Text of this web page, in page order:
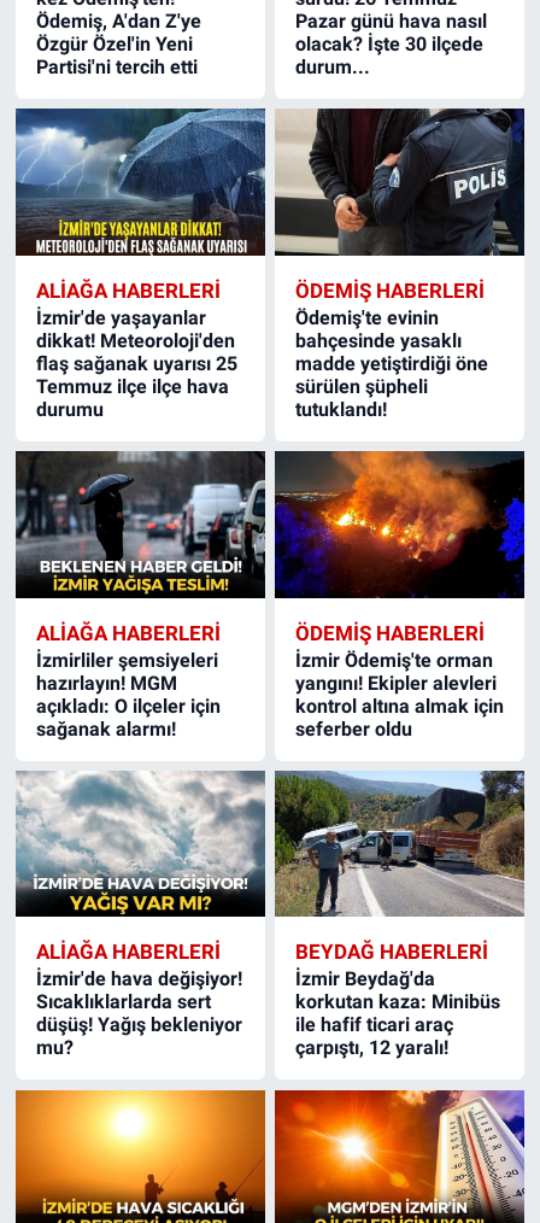
Ödemiş, A'dan Z'ye
Özgür Özel'in Yeni
Partisi'ni tercih etti
Pazar günü hava nasıl
olacak? İşte 30 ilçede
durum...
ALIAĞA HABERLERI
İzmir'de yaşayanlar
dikkat! Meteoroloji'den
flaş sağanak uyarısı 25
Temmuz ilçe ilçe hava
durumu
ÖDEMIŞ HABERLERI
Ödemiş'te evinin
bahçesinde yasaklı
madde yetiştirdiği öne
sürülen şüpheli
tutuklandı!
ALIAĞA HABERLERI
İzmirliler şemsiyeleri
hazırlayın! MGM
açıkladı: O ilçeler için
sağanak alarmı!
ÖDEMIŞ HABERLERI
İzmir Ödemiş'te orman
yangını! Ekipler alevleri
kontrol altına almak için
seferber oldu
ALIAĞA HABERLERI
İzmir'de hava değişiyor!
Sıcaklıklarlarda sert
düşüş! Yağış bekleniyor
mu?
BEYDAĞ HABERLERI
İzmir Beydağ'da
korkutan kaza: Minibüs
ile hafif ticari araç
çarpıştı, 12 yaralı!